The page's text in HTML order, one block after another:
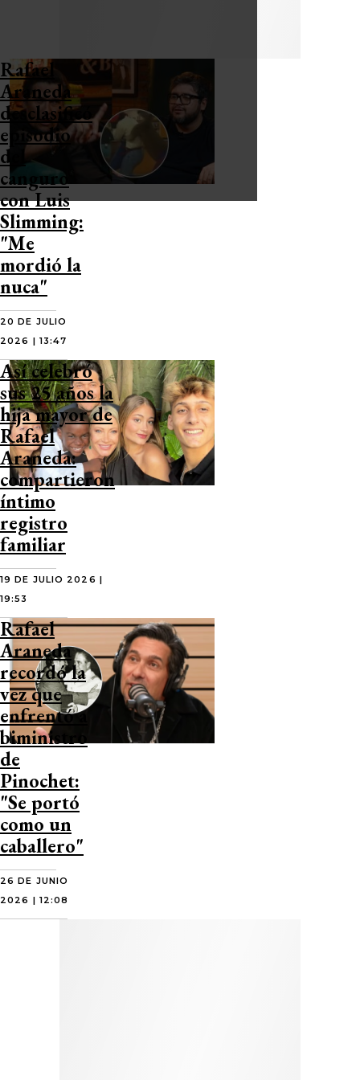
Rafael
Araneda
desclasificó
episodio
del
canguro
con Luis
Slimming:
"Me
mordió la
nuca"
20 DE JULIO
2026 | 13:47
Así celebró
sus 25 años la
hija mayor de
Rafael
Araneda:
compartieron
íntimo
registro
familiar
19 DE JULIO 2026 |
19:53
Rafael
Araneda
recordó la
vez que
enfrentó a
biministro
de
Pinochet:
"Se portó
como un
caballero"
26 DE JUNIO
2026 | 12:08